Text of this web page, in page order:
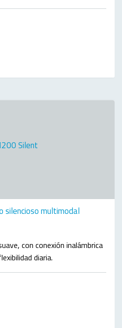
silencioso multimodal
con conexión inalámbrica
diaria.